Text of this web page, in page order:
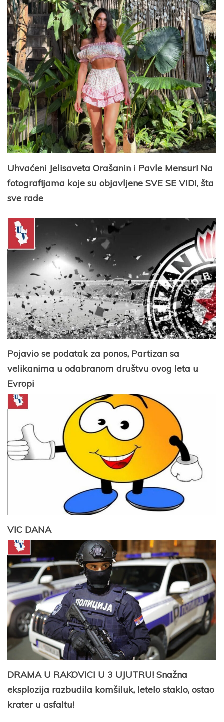
Uhvaćeni Jelisaveta Orašanin i Pavle Mensur! Na
fotografijama koje su objavljene SVE SE VIDI, šta
sve rade
Pojavio se podatak za ponos, Partizan sa
velikanima u odabranom društvu ovog leta u
Evropi
VIC DANA
DRAMA U RAKOVICI U 3 UJUTRU! Snažna
eksplozija razbudila komšiluk, letelo staklo, ostao
krater u asfaltu!